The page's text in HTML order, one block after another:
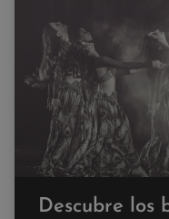
Descubre los